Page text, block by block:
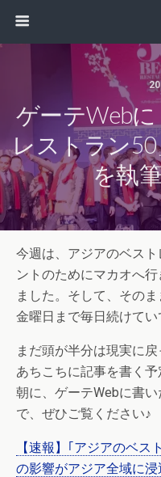
ゲーテWeb
レストラン
を執
今週は、アジアのベス
ントのためにマカオへ
ました。そして、その
金曜日まで毎日続けてい
まだ頭が半分は現実に
あちこちに記事を書く
朝に、ゲーテWebに書
で、ぜひご覧ください♪
【速報】｢アジアのベ
の影響がアジア全域に浸